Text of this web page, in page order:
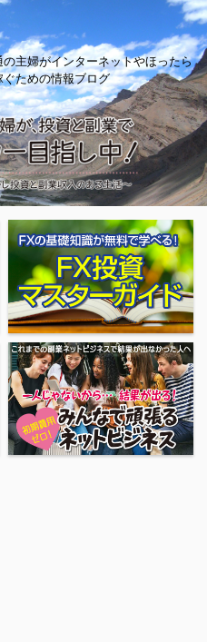
主婦がインターネットやほったら
ための情報ブログ